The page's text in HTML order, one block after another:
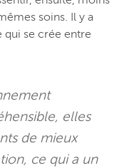
soins. Il y a
qui se crée entre
elles
de mieux
ce qui a un